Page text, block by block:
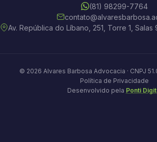
(81) 98299-7764
Av. República do Líbano, 251, Torre 1,
© 2026 Alvares Barbosa Advocacia · CNPJ
Política de Privacidade
Desenvolvido pela Ponti